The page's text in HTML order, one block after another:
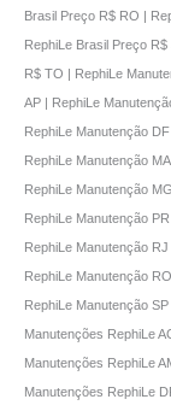
Brasil Preço R$ RO |
RephiLe Brasil Preço
R$ TO | RephiLe
AP | RephiLe
RephiLe Manutenção
RephiLe Manutenção
RephiLe Manutenção
RephiLe Manutenção
RephiLe Manutenção
RephiLe Manutenção
RephiLe Manutenção
Manutenções RephiLe
Manutenções RephiLe
Manutenções RephiLe